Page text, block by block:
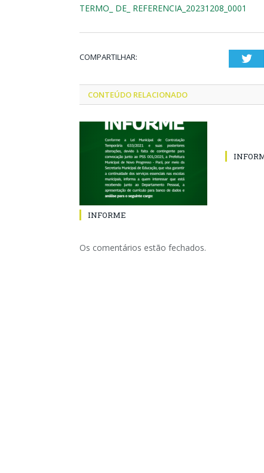
TERMO_ DE_ REFERENCIA_20231208_0001
COMPARTILHAR:
CONTEÚDO RELACIONADO
INFORME
Os comentários estão fechados.